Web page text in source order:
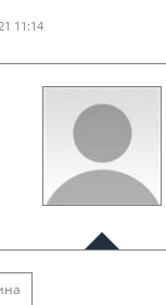
11:14